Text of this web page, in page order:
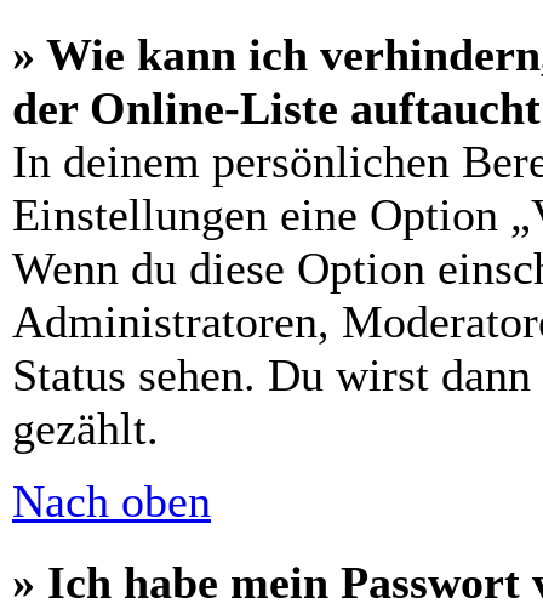
» Wie kann ich
der Online-Liste
In deinem persönlichen
Einstellungen eine Option
Wenn du diese Option
Administratoren,
Status sehen. Du wirst
gezählt.
Nach oben
» Ich habe mein Passwort